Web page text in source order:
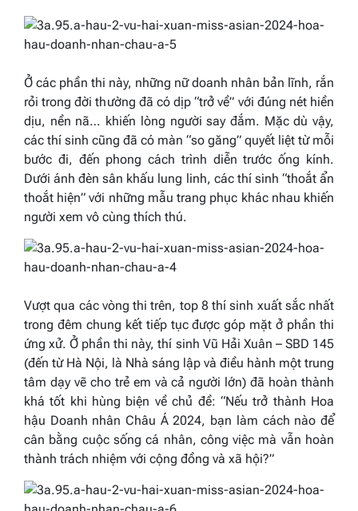
Ở các phần thi này, những nữ doanh nhân bản lĩnh, rắn
rỏi trong đời thường đã có dịp “trở về” với đúng nét hiền
dịu, nền nã… khiến lòng người say đắm. Mặc dù vậy,
các thí sinh cũng đã có màn “so găng” quyết liệt từ mỗi
bước đi, đến phong cách trình diễn trước ống kính.
Dưới ánh đèn sân khấu lung linh, các thí sinh “thoắt ẩn
thoắt hiện” với những mẫu trang phục khác nhau khiến
người xem vô cùng thích thú.
Vượt qua các vòng thi trên, top 8 thí sinh xuất sắc nhất
trong đêm chung kết tiếp tục được góp mặt ở phần thi
ứng xử. Ở phần thi này, thí sinh Vũ Hải Xuân – SBD 145
(đến từ Hà Nội, là Nhà sáng lập và điều hành một trung
tâm dạy vẽ cho trẻ em và cả người lớn) đã hoàn thành
khá tốt khi hùng biện về chủ đề: “Nếu trở thành Hoa
hậu Doanh nhân Châu Á 2024, bạn làm cách nào để
cân bằng cuộc sống cá nhân, công việc mà vẫn hoàn
thành trách nhiệm với cộng đồng và xã hội?”